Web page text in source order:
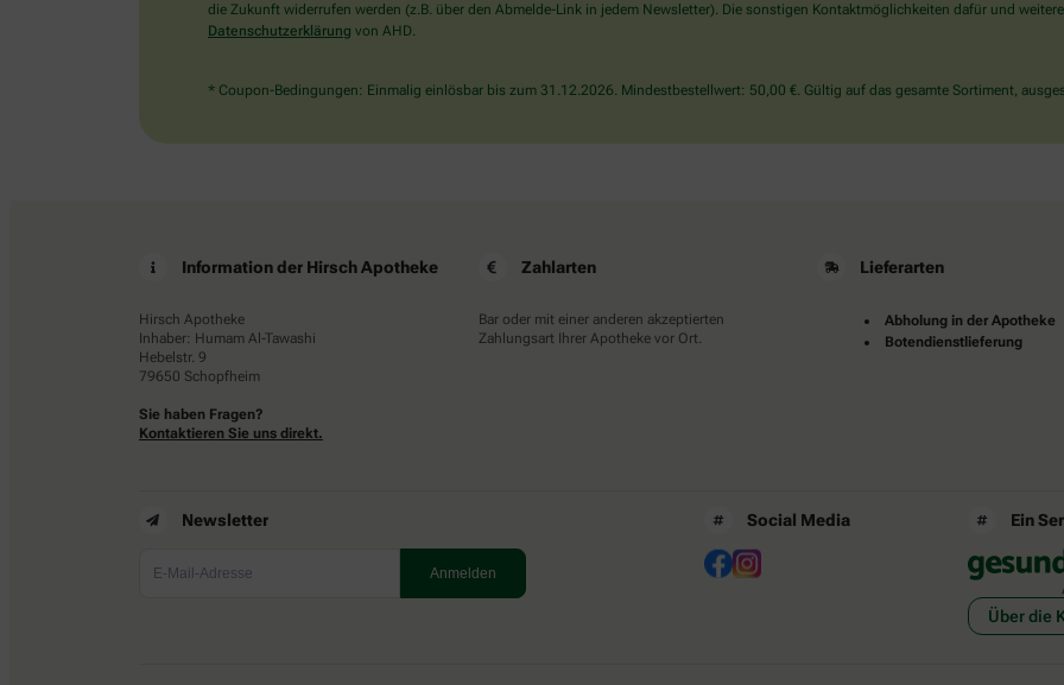
wählen
Flugzeug.
die Zukunft widerrufen werden (z.B. über den Abmelde-Link in jedem Newsletter). Die sonstigen Kontaktmöglichkeiten dafür und
Datenschutzerklärung von AHD.
* Coupon-Bedingungen: Einmalig einlösbar bis zum 31.12.2026. Mindestbestellwert: 50,00 €. Gültig auf das gesamte Sortiment,
Information der Hirsch Apotheke
Hirsch Apotheke
Inhaber: Humam Al-Tawashi
Hebelstr. 9
79650 Schopfheim
Sie haben Fragen?
Kontaktieren Sie uns direkt.
Zahlarten
Bar oder mit einer anderen akzeptierten
Zahlungsart Ihrer Apotheke vor Ort.
Lieferarten
Abholung in der Apotheke
Botendienstlieferung
Newsletter Social Media Ein
Über die